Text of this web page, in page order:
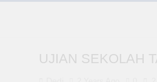
UJIAN SEKOLAH